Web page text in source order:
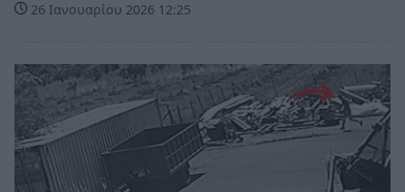
26 Ιανουαρίου 2026 12:25